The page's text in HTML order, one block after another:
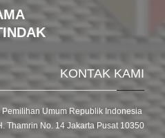
KONTAK KAMI
Umum Republik Indonesia
Thamrin No. 14 Jakarta Pusat 10350